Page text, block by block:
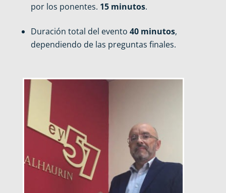
por los ponentes. 15 minutos.
Duración total del evento 40 minutos,
dependiendo de las preguntas finales.